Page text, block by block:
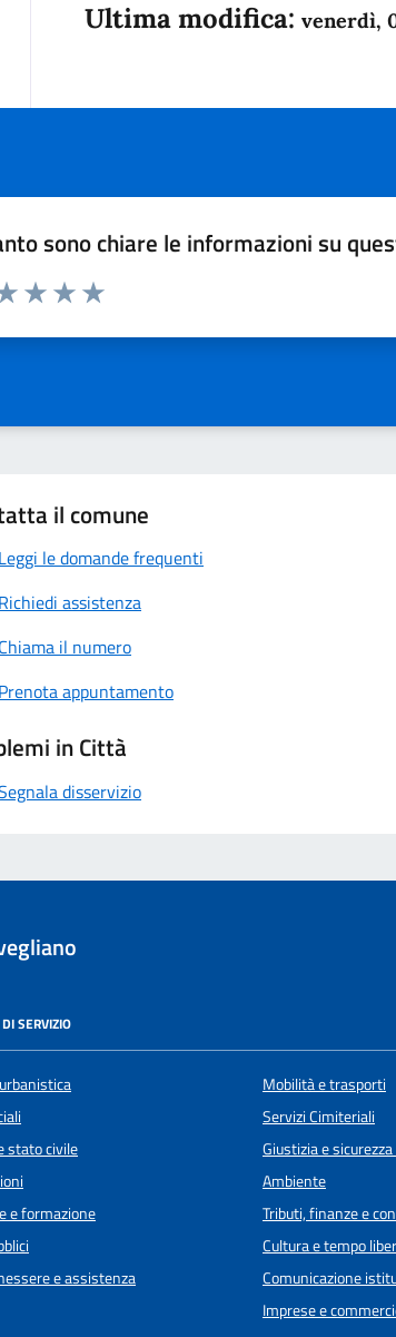
Ultima modifica: venerdì,
sono chiare le informazioni su
da 1 a 5 stelle la pagina
il comune
Leggi le domande frequenti
Richiedi assistenza
Chiama il numero
Prenota appuntamento
in Città
disservizio
SERVIZIO
stato civile
e formazione
e assistenza
Mobilità e trasporti
Servizi Cimiteriali
Giustizia e
Ambiente
Tributi, finanze e
Cultura e tempo
Comunicazione
Imprese e